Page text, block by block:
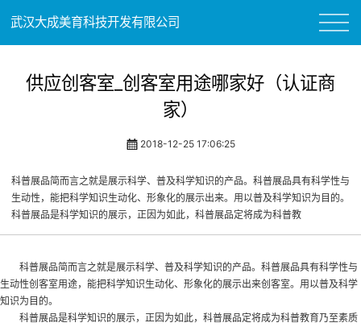
武汉大成美育科技开发有限公司
供应创客室_创客室用途哪家好（认证商
家）
2018-12-25 17:06:25
科普展品简而言之就是展示科学、普及科学知识的产品。科普展品具有科学性与
生动性，能把科学知识生动化、形象化的展示出来。用以普及科学知识为目的。
科普展品是科学知识的展示，正因为如此，科普展品定将成为科普教
科普展品简而言之就是展示科学、普及科学知识的产品。科普展品具有科学性与
生动性创客室用途，能把科学知识生动化、形象化的展示出来创客室。用以普及科学
知识为目的。
科普展品是科学知识的展示，正因为如此，科普展品定将成为科普教育乃至素质